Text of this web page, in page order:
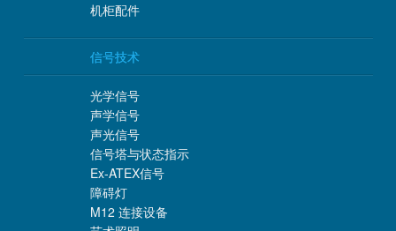
机柜配件
信号技术
光学信号
声学信号
声光信号
信号塔与状态指示
Ex-ATEX信号
障碍灯
M12 连接设备